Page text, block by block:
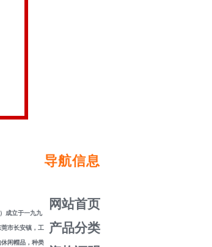
成立于一九九
市长安镇，工
闲帽品，种类
导航信息
网站首页
产品分类